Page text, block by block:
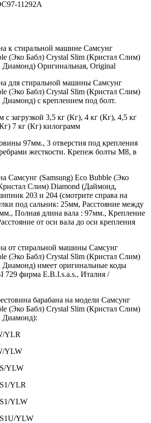
11292A
к стиральной машине Самсунг
(Эко Бабл) Crystal Slim (Кристал Слим)
Оригинальная, Original
для стиральной машины Самсунг
(Эко Бабл) Crystal Slim (Кристал Слим)
с креплением под болт.
с загрузкой 3,5 кг (Кг), 4 кг (Кг), 4,5 кг
7 кг (Кг) килограмм
97мм., 3 отверстия под крепления
жесткости. Крепеж болты M8, в
Самсунг (Samsung) Eco Bubble (Эко
Слим) Diamond (Даймонд,
203 и 204 (смотрите справа на
под сальник: 25мм, Расстояние между
Полная длина вала : 97мм., Крепление
от оси вала до оси крепления
от стиральной машины Самсунг
(Эко Бабл) Crystal Slim (Кристал Слим)
имеет оригинальные коды
729 фирма E.B.I.s.a.s., Италия /
барабана на модели Самсунг
(Эко Бабл) Crystal Slim (Кристал Слим)
Диамонд):
YLR
YLW
YLW
YLR
YLW
YLW